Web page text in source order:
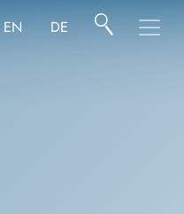
EN DE